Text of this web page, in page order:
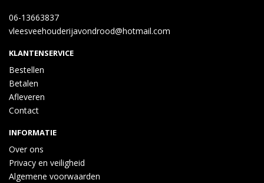
06-13663837
vleesveehouderijavondrood@hotmail.com
KLANTENSERVICE
Bestellen
Betalen
Afleveren
Contact
INFORMATIE
Over ons
Privacy en veiligheid
Algemene voorwaarden